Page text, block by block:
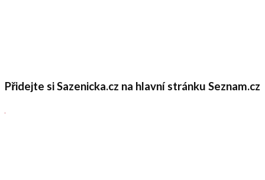
Přidejte si Sazenicka.cz na hlavní stránku Seznam.cz